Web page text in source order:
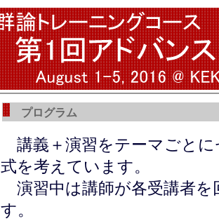
プログラム
講義＋演習をテーマごと
式を考えています。
演習中は講師が各受講者を
す。